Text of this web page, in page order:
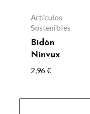
Artículos
Sostenibles
Bidón
Ninvux
2,96€